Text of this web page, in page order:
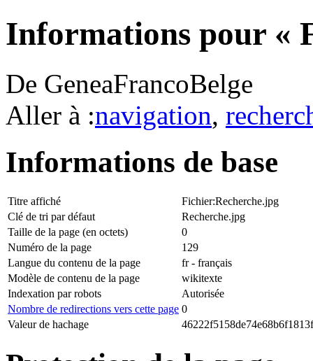
Informations pour «
De GeneaFrancoBelge
Aller à :navigation,
Informations de base
Titre affiché
Fichier:Recherche.jpg
Clé de tri par défaut
Recherche.jpg
Taille de la page (en octets)
0
Numéro de la page
129
Langue du contenu de la page
fr - français
Modèle de contenu de la page
wikitexte
Indexation par robots
Autorisée
Nombre de redirections vers cette page 0
Valeur de hachage